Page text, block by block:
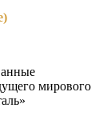
мирового